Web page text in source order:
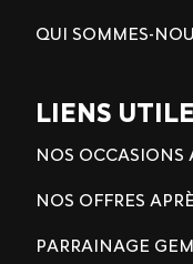
QUI SOMMES-
LIENS
NOS OCCASIONS
NOS OFFRES
PARRAINAGE